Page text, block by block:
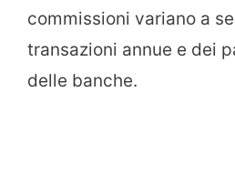
commissioni variano a
transazioni annue e dei
delle banche.